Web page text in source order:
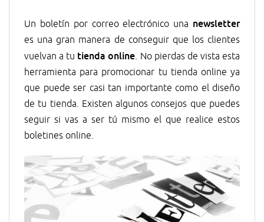
Un boletín por correo electrónico una newsletter
es una gran manera de conseguir que los clientes
vuelvan a tu tienda online. No pierdas de vista esta
herramienta para promocionar tu tienda online ya
que puede ser casi tan importante como el diseño
de tu tienda. Existen algunos consejos que puedes
seguir si vas a ser tú mismo el que realice estos
boletines online.